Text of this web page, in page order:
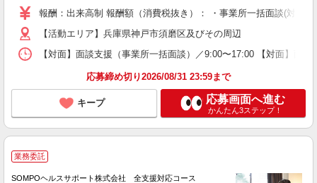
報酬：出来高制 報酬額（消費税抜き）： ・事業所一括面談(対
【活動エリア】兵庫県神戸市須磨区及びその周辺
【対面】面談支援（事業所一括面談）／9:00〜17:00 【対面】面
応募締め切り2026/08/31 23:59まで
キープ 応募画面へ進む
かんたん3ステップ！
業務委託
SOMPOヘルスサポート株式会社 全支援対応コース